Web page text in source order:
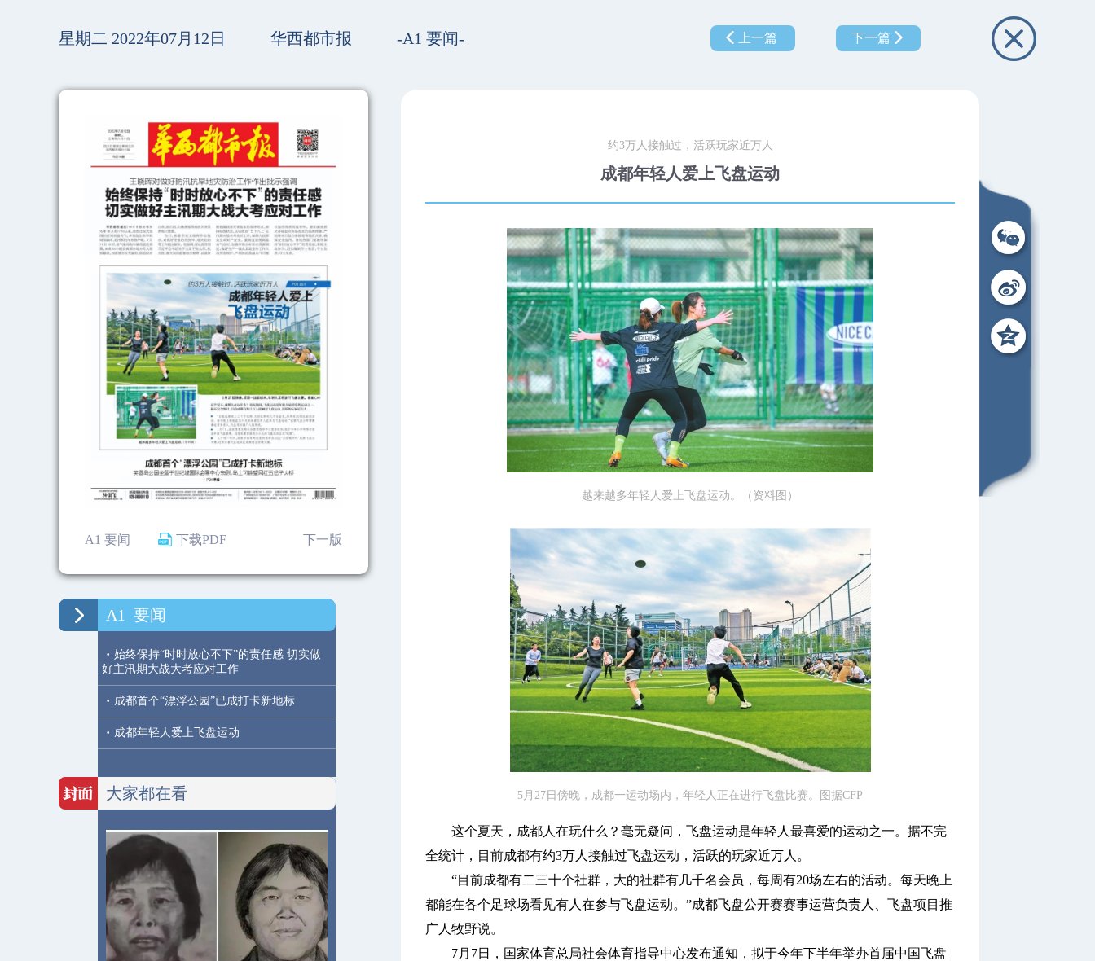
星期二 2022年07月12日 华西都市报 -A1 要闻- 上一篇 下一篇
A1 要闻 下载PDF 下一版
A1 要闻
· 始终保持“时时放心不下”的责任感 切实做
好主汛期大战大考应对工作
· 成都首个“漂浮公园”已成打卡新地标
· 成都年轻人爱上飞盘运动
大家都在看
约3万人接触过，活跃玩家近万人
成都年轻人爱上飞盘运动
越来越多年轻人爱上飞盘运动。（资料图）
5月27日傍晚，成都一运动场内，年轻人正在进行飞盘比赛。图据CFP
这个夏天，成都人在玩什么？毫无疑问，飞盘运动是年轻人最喜爱的运动之一。据不完
全统计，目前成都有约3万人接触过飞盘运动，活跃的玩家近万人。
“目前成都有二三十个社群，大的社群有几千名会员，每周有20场左右的活动。每天晚上
都能在各个足球场看见有人在参与飞盘运动。”成都飞盘公开赛赛事运营负责人、飞盘项目推
广人牧野说。
7月7日，国家体育总局社会体育指导中心发布通知，拟于今年下半年举办首届中国飞盘